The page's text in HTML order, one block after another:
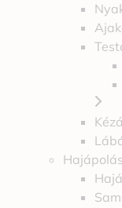
Hajápolás